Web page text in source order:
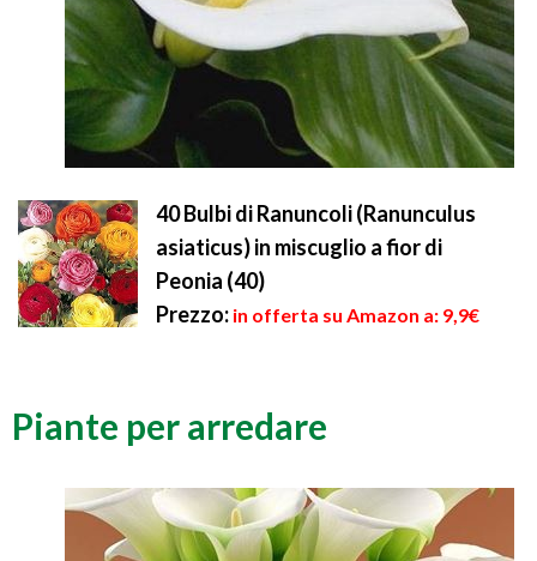
40 Bulbi di Ranuncoli (Ranunculus
asiaticus) in miscuglio a fior di
Peonia (40)
Prezzo: in offerta su Amazon a: 9,9€
Piante per arredare